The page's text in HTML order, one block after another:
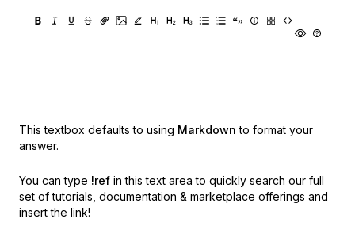
This textbox defaults to using Markdown to format your
answer.
You can type !ref in this text area to quickly search our full
set of tutorials, documentation & marketplace offerings and
insert the link!